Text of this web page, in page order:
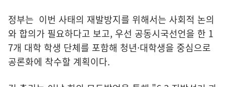
정부는 이번 사태의 재발방지를 위해서는 사회적 논의
와 합의가 필요하다고 보고, 우선 공동시국선언을 한 1
7개 대학 학생 단체를 포함해 청년·대학생을 중심으로
공론화에 착수할 계획이다.